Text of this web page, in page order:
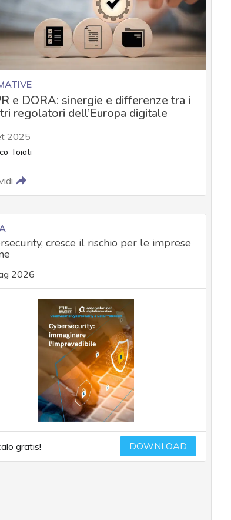
e DORA: sinergie e differenze tra i
regolatori dell’Europa digitale
2025
Toiati
cresce il rischio per le imprese
2026
gratis! DOWNLOAD